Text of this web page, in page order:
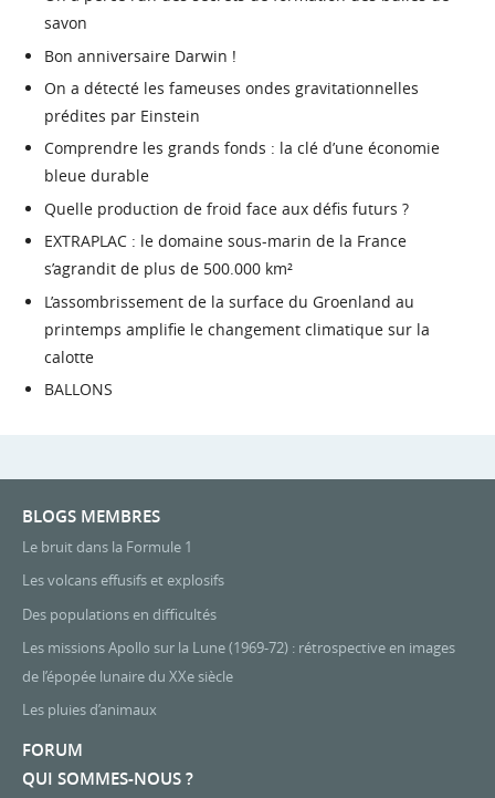
savon
Bon anniversaire Darwin !
On a détecté les fameuses ondes gravitationnelles
prédites par Einstein
Comprendre les grands fonds : la clé d’une économie
bleue durable
Quelle production de froid face aux défis futurs ?
EXTRAPLAC : le domaine sous-marin de la France
s’agrandit de plus de 500.000 km²
L’assombrissement de la surface du Groenland au
printemps amplifie le changement climatique sur la
calotte
BALLONS
BLOGS MEMBRES
Le bruit dans la Formule 1
Les volcans effusifs et explosifs
Des populations en difficultés
Les missions Apollo sur la Lune (1969-72) : rétrospective en images
de l’épopée lunaire du XXe siècle
Les pluies d’animaux
FORUM
QUI SOMMES-NOUS ?